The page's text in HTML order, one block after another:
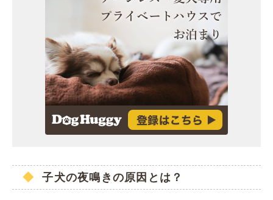
子犬の夜鳴きの原因とは？